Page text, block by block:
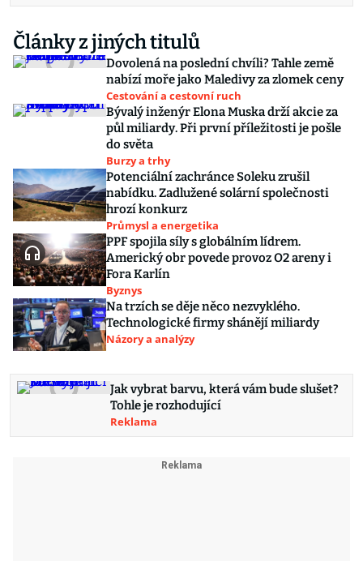
Články z jiných titulů
Dovolená na poslední chvíli? Tahle země
nabízí moře jako Maledivy za zlomek ceny
Cestování a cestovní ruch
Bývalý inženýr Elona Muska drží akcie za
půl miliardy. Při první příležitosti je pošle
do světa
Burzy a trhy
Potenciální zachránce Soleku zrušil
nabídku. Zadlužené solární společnosti
hrozí konkurz
Průmysl a energetika
PPF spojila síly s globálním lídrem.
Americký obr povede provoz O2 areny i
Fora Karlín
Byznys
Na trzích se děje něco nezvyklého.
Technologické firmy shánějí miliardy
Názory a analýzy
Jak vybrat barvu, která vám bude slušet?
Tohle je rozhodující
Reklama